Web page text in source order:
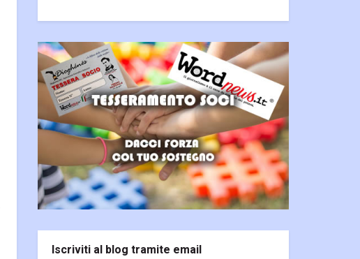
Iscriviti al blog tramite email